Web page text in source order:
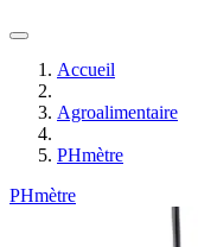
Accueil
Agroalimentaire
PHmètre
PHmètre